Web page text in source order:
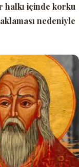
halkı içinde korku
nedeniyle